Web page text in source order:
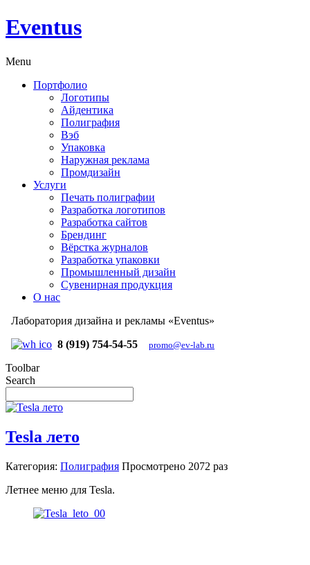
Eventus
Menu
Портфолио
Логотипы
Айдентика
Полиграфия
Вэб
Упаковка
Наружная реклама
Промдизайн
Услуги
Печать полиграфии
Разработка логотипов
Разработка сайтов
Брендинг
Вёрстка журналов
Разработка упаковки
Промышленный дизайн
Сувенирная продукция
О нас
Лаборатория дизайна и рекламы «Eventus»
8 (919) 754-54-55
promo@ev-lab.ru
Toolbar
Search
Tesla лето
Категория: Полиграфия Просмотрено 2072 раз
Летнее меню для Tesla.